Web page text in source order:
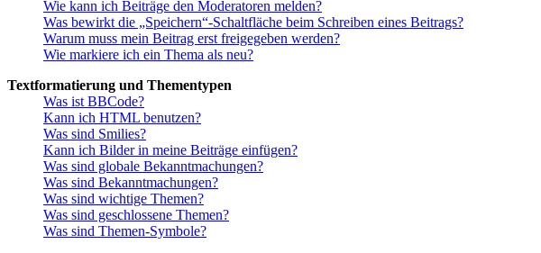
Wie kann ich Beiträge den Moderatoren melden?
Was bewirkt die „Speichern“-Schaltfläche beim Schreiben eines Beitrags?
Warum muss mein Beitrag erst freigegeben werden?
Wie markiere ich ein Thema als neu?
Textformatierung und Thementypen
Was ist BBCode?
Kann ich HTML benutzen?
Was sind Smilies?
Kann ich Bilder in meine Beiträge einfügen?
Was sind globale Bekanntmachungen?
Was sind Bekanntmachungen?
Was sind wichtige Themen?
Was sind geschlossene Themen?
Was sind Themen-Symbole?